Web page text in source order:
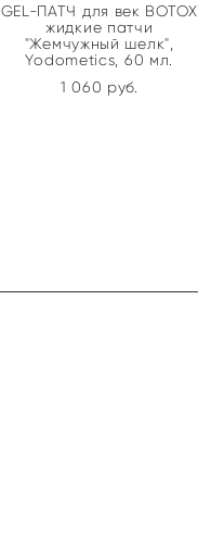
GEL-ПАТЧ для век BOTOX
жидкие патчи
"Жемчужный шелк",
Yodometics, 60 мл.
1 060 pуб.